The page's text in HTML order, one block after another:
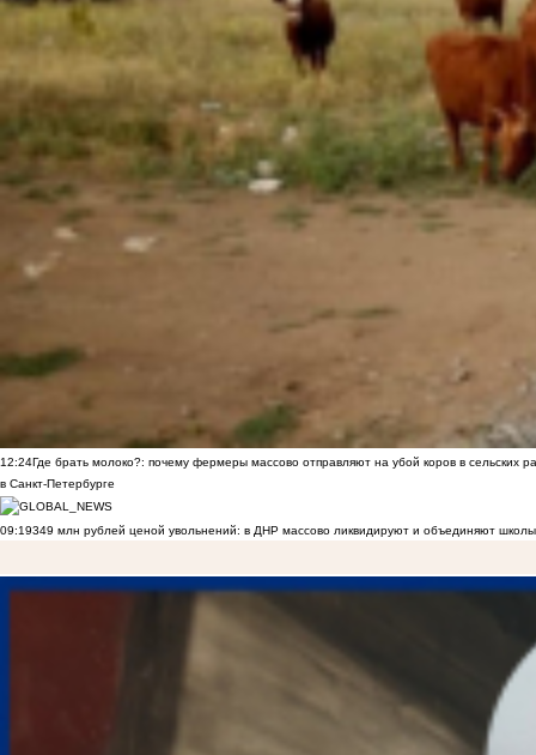
12:24Где брать молоко?: почему фермеры массово отправляют на убой коров в сельских
в Санкт-Петербурге
09:19349 млн рублей ценой увольнений: в ДНР массово ликвидируют и объединяют